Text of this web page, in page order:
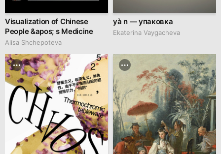
Visualization of Chinese
People &apos; s Medicine
Alisa Shchepoteva
yà n — упаковка
Ekaterina Vaygacheva